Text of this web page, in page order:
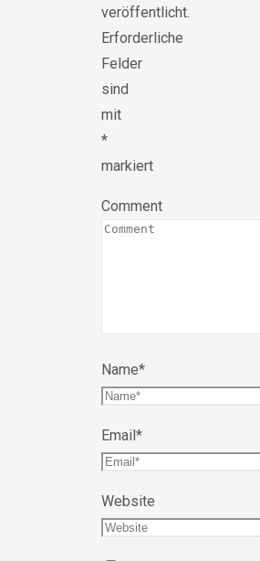
veröffentlicht.
Erforderliche
Felder
sind
mit
*
markiert
Comment
Name*
Email*
Website